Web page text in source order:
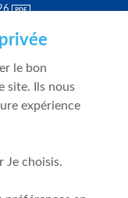
le bon
site. Ils nous
expérience
Je choisis.